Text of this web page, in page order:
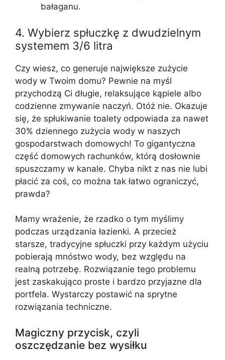
bałaganu.
4. Wybierz spłuczkę z dwudzielnym
systemem 3/6 litra
Czy wiesz, co generuje największe zużycie
wody w Twoim domu? Pewnie na myśl
przychodzą Ci długie, relaksujące kąpiele albo
codzienne zmywanie naczyń. Otóż nie. Okazuje
się, że spłukiwanie toalety odpowiada za nawet
30% dziennego zużycia wody w naszych
gospodarstwach domowych! To gigantyczna
część domowych rachunków, którą dosłownie
spuszczamy w kanale. Chyba nikt z nas nie lubi
płacić za coś, co można tak łatwo ograniczyć,
prawda?
Mamy wrażenie, że rzadko o tym myślimy
podczas urządzania łazienki. A przecież
starsze, tradycyjne spłuczki przy każdym użyciu
pobierają mnóstwo wody, bez względu na
realną potrzebę. Rozwiązanie tego problemu
jest zaskakująco proste i bardzo przyjazne dla
portfela. Wystarczy postawić na sprytne
rozwiązania techniczne.
Magiczny przycisk, czyli
oszczędzanie bez wysiłku